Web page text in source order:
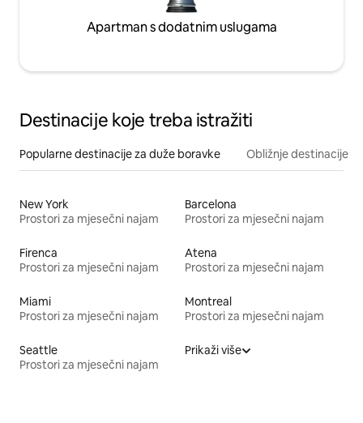
Apartman s dodatnim uslugama
Destinacije koje treba istražiti
Popularne destinacije za duže boravke Obližnje destinacije
New York
Prostori za mjesečni najam
Barcelona
Prostori za mjesečni najam
Firenca
Prostori za mjesečni najam
Atena
Prostori za mjesečni najam
Miami
Prostori za mjesečni najam
Montreal
Prostori za mjesečni najam
Seattle
Prostori za mjesečni najam
Prikaži više